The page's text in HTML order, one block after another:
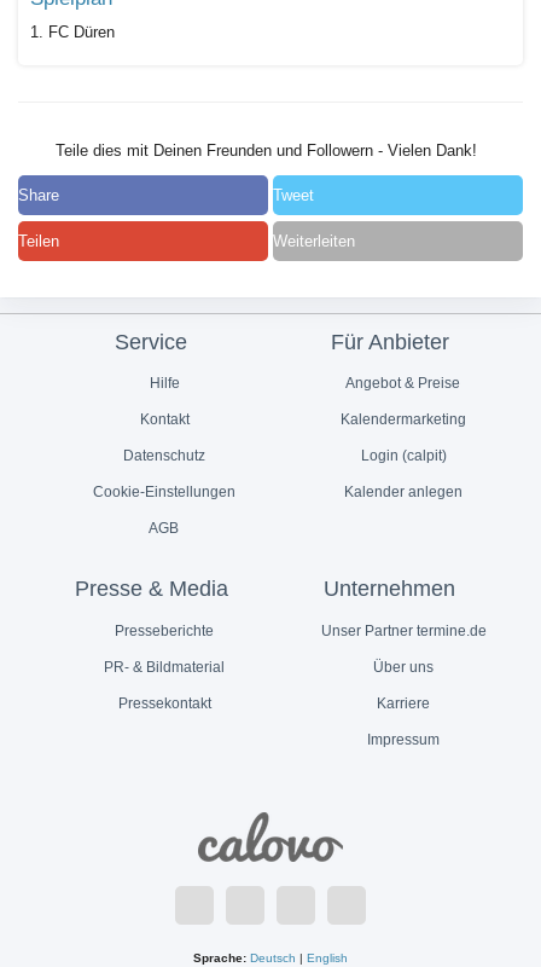
1. FC Düren
Teile dies mit Deinen Freunden und Followern - Vielen Dank!
Share Tweet
Teilen Weiterleiten
Service
Hilfe
Kontakt
Datenschutz
Cookie-Einstellungen
AGB
Für Anbieter
Angebot & Preise
Kalendermarketing
Login (calpit)
Kalender anlegen
Presse & Media
Presseberichte
PR- & Bildmaterial
Pressekontakt
Unternehmen
Unser Partner termine.de
Über uns
Karriere
Impressum
Sprache: Deutsch | English